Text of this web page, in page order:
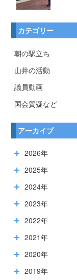
カテゴリー
朝の駅立ち
山井の活動
議員動画
国会質疑など
アーカイブ
2026年
2025年
2024年
2023年
2022年
2021年
2020年
2019年